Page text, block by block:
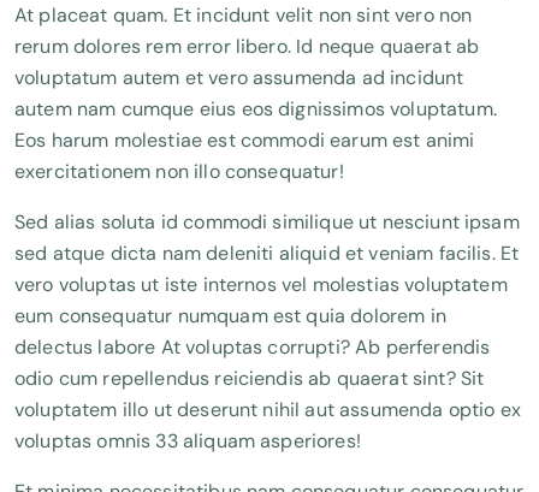
At placeat quam. Et incidunt velit non sint vero non
rerum dolores rem error libero. Id neque quaerat ab
voluptatum autem et vero assumenda ad incidunt
autem nam cumque eius eos dignissimos voluptatum.
Eos harum molestiae est commodi earum est animi
exercitationem non illo consequatur!
Sed alias soluta id commodi similique ut nesciunt ipsam
sed atque dicta nam deleniti aliquid et veniam facilis. Et
vero voluptas ut iste internos vel molestias voluptatem
eum consequatur numquam est quia dolorem in
delectus labore At voluptas corrupti? Ab perferendis
odio cum repellendus reiciendis ab quaerat sint? Sit
voluptatem illo ut deserunt nihil aut assumenda optio ex
voluptas omnis 33 aliquam asperiores!